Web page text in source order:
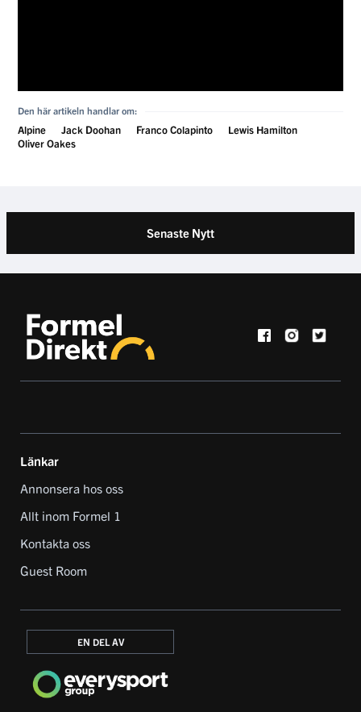
Den här artikeln handlar om:
Alpine Jack Doohan Franco Colapinto
Lewis Hamilton
Oliver Oakes
Senaste Nytt
Länkar
Annonsera hos oss
Allt inom Formel 1
Kontakta oss
Guest Room
EN DEL AV